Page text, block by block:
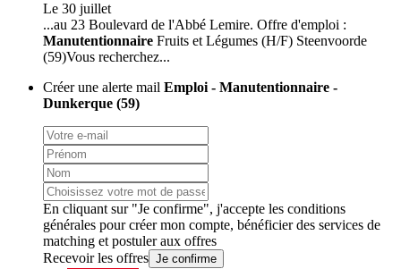
Le 30 juillet
...au 23 Boulevard de l'Abbé Lemire. Offre d'emploi :
Manutentionnaire Fruits et Légumes (H/F) Steenvoorde
(59)Vous recherchez...
Créer une alerte mail Emploi - Manutentionnaire -
Dunkerque (59)
En cliquant sur "Je confirme", j'accepte les conditions
générales pour créer mon compte, bénéficier des services de
matching et postuler aux offres
Recevoir les offres Je confirme